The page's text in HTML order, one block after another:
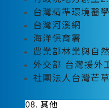
台灣精準環境醫
台灣河溪網
海洋保育署
農業部林業與自
外交部 台灣援外
社團法人台灣芒
08. 其他